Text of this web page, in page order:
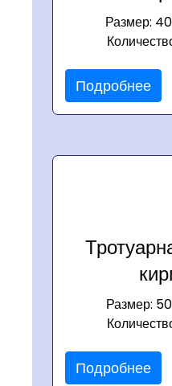
Размер:
Подробнее
Размер:
Подробнее